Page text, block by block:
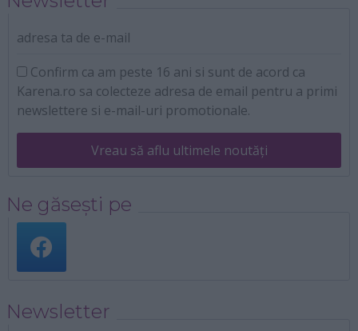
adresa ta de e-mail
Confirm ca am peste 16 ani si sunt de acord ca
Karena.ro sa colecteze adresa de email pentru a primi
newslettere si e-mail-uri promotionale.
Vreau să aflu ultimele noutăți
Ne găsești pe
Newsletter